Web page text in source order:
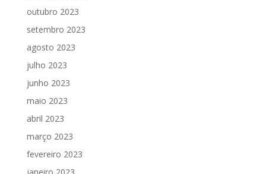
outubro 2023
setembro 2023
agosto 2023
julho 2023
junho 2023
maio 2023
abril 2023
março 2023
fevereiro 2023